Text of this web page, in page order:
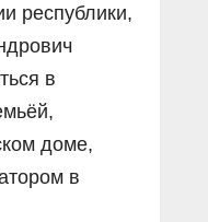
республики,
в
доме,
в